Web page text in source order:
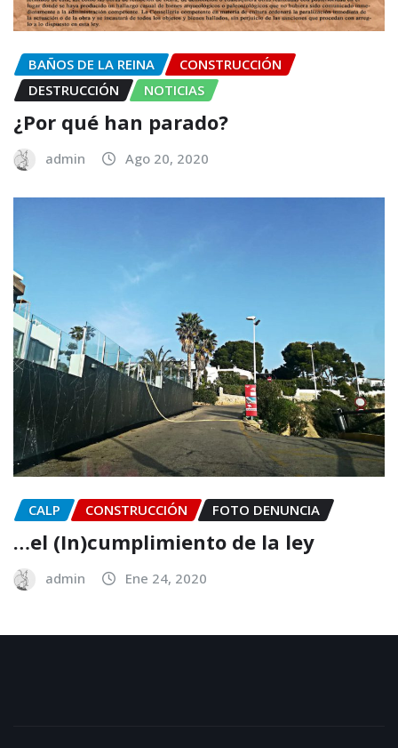
BAÑOS DE LA REINA
CONSTRUCCIÓN
DESTRUCCIÓN
NOTICIAS
¿Por qué han parado?
admin Ago 20, 2020
CALP CONSTRUCCIÓN FOTO DENUNCIA
…el (In)cumplimiento de la ley
admin Ene 24, 2020